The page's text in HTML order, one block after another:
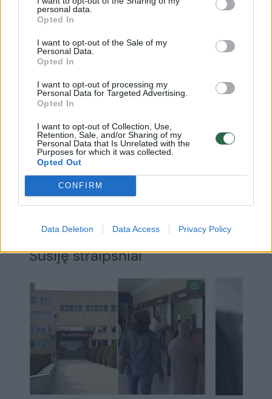
personal data.
Opted In
I want to opt-out of the Sale of my
Personal Data.
Opted In
I want to opt-out of processing my
Personal Data for Targeted Advertising.
Opted In
I want to opt-out of Collection, Use,
Retention, Sale, and/or Sharing of my
Personal Data that Is Unrelated with the
Purposes for which it was collected.
Opted Out
CONFIRM
Data Deletion Data Access Privacy Policy
techninius pakaitinius darbus. Kitų šalių
parengus specialiai, jie sėkmingai gali išrašyti
dalį vaistų, pratęsti juos.
Nebūtinai reikalingas šeimos gydytojo
kontaktas. Kartais užtektų ir slaugytojo
pokalbio telefonu, vaistams pratęsti gi vizitas
pas šeimos gydytoją tikrai nereikalingas.
Paderinus reglamentavimą šitą klausimą būtų
galima išspręsti“, – patikino L.Paškevičius.
Susiję straipsniai